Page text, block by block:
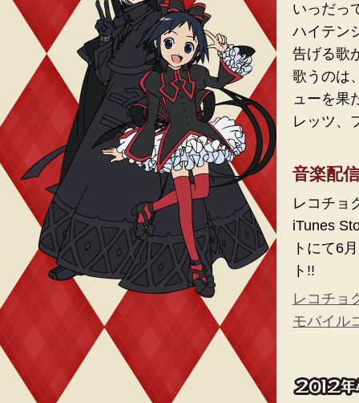
いっだっ
ハイテン
告げる歌
歌うのは
ューを果
レッツ、
音楽配
レコチョ
iTunes
トにて6
ト!!
レコチョ
モバイル